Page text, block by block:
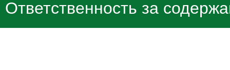
Ответственность за